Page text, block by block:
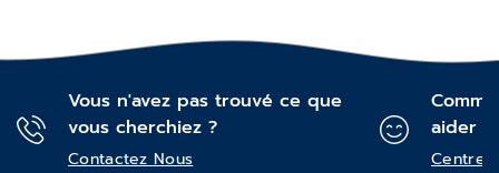
Vous n'avez pas trouvé ce que
vous cherchiez ?
Contactez Nous
aider ?
Centre